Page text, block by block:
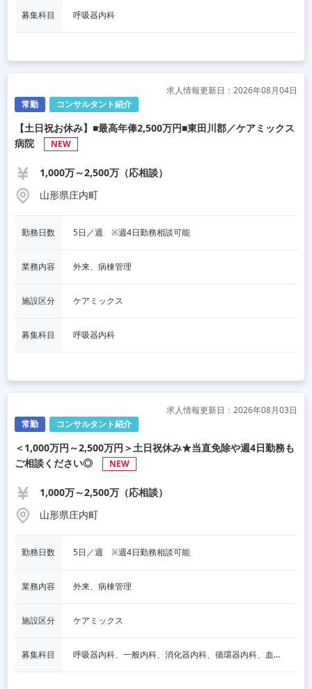
募集科目 呼吸器内科
常勤 コンサルタント紹介
求人情報更新日：2026年08月04日
【土日祝お休み】■最高年俸2,500万円■東田川郡／ケアミックス
病院
NEW
1,000万～2,500万（応相談）
山形県庄内町
勤務日数 5日／週　※週4日勤務相談可能
業務内容 外来、病棟管理
施設区分 ケアミックス
募集科目 呼吸器内科
常勤 コンサルタント紹介
求人情報更新日：2026年08月03日
＜1,000万円～2,500万円＞土日祝休み★当直免除や週4日勤務も
ご相談ください◎
NEW
1,000万～2,500万（応相談）
山形県庄内町
勤務日数 5日／週　※週4日勤務相談可能
業務内容 外来、病棟管理
施設区分 ケアミックス
募集科目 呼吸器内科、一般内科、消化器内科、循環器内科、血液内科、脳神経内科、内分泌内科、老人内科、その他